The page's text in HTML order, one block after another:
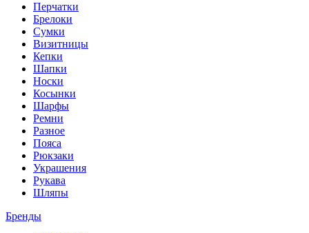
Перчатки
Брелоки
Сумки
Визитницы
Кепки
Шапки
Носки
Косынки
Шарфы
Ремни
Разное
Пояса
Рюкзаки
Украшения
Рукава
Шляпы
Бренды